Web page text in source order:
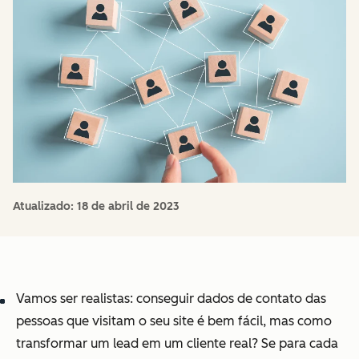
Atualizado: 18 de abril de 2023
Vamos ser realistas: conseguir dados de contato das
pessoas que visitam o seu site é bem fácil, mas como
transformar um lead em um cliente real? Se para cada